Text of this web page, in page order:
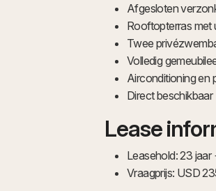
Afgesloten
Rooftopterras met
Twee
Volledig
Airconditioning en
Direct beschikbaar
Lease
Leasehold: 23 jaar
Vraagprijs: USD